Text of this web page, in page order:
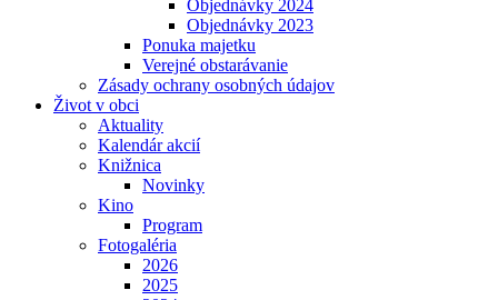
Objednávky 2024
Objednávky 2023
Ponuka majetku
Verejné obstarávanie
Zásady ochrany osobných údajov
Život v obci
Aktuality
Kalendár akcií
Knižnica
Novinky
Kino
Program
Fotogaléria
2026
2025